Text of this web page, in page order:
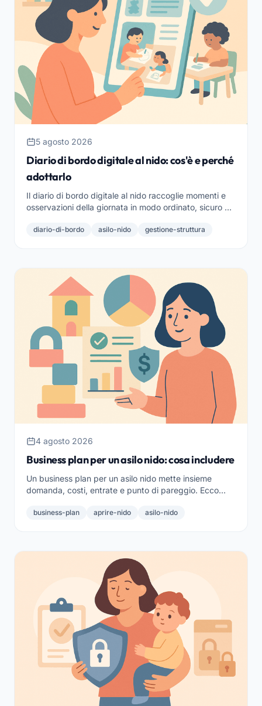
5 agosto 2026
Diario di bordo digitale al nido: cos'è e perché
adottarlo
Il diario di bordo digitale al nido raccoglie momenti e
osservazioni della giornata in modo ordinato, sicuro e
diario-di-bordo asilo-nido gestione-struttura
4 agosto 2026
Business plan per un asilo nido: cosa includere
Un business plan per un asilo nido mette insieme
domanda, costi, entrate e punto di pareggio. Ecco
business-plan aprire-nido asilo-nido